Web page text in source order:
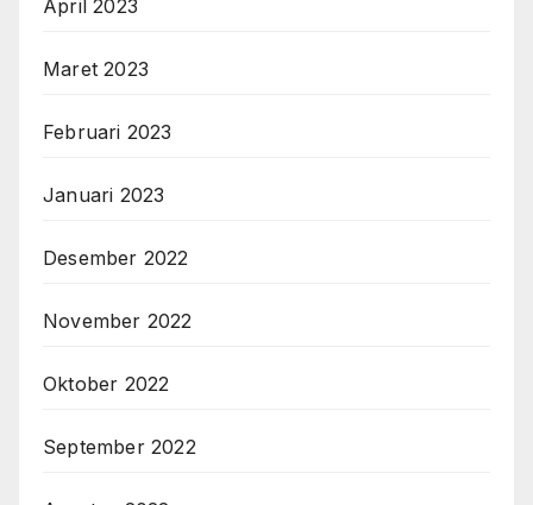
April 2023
Maret 2023
Februari 2023
Januari 2023
Desember 2022
November 2022
Oktober 2022
September 2022